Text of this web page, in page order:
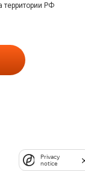
территории РФ
Privacy
notice